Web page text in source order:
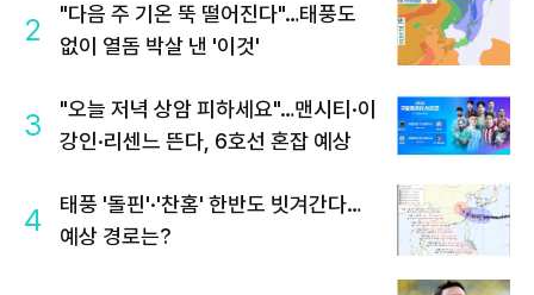
2
"다음 주 기온 뚝 떨어진다"…태풍도
없이 열돔 박살 낸 '이것'
3
"오늘 저녁 상암 피하세요"…맨시티·이
강인·리센느 뜬다, 6호선 혼잡 예상
4
태풍 '돌핀'·'찬홈' 한반도 빗겨간다…
예상 경로는?